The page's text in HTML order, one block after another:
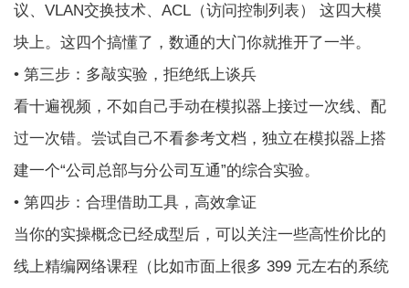
议、VLAN交换技术、ACL（访问控制列表） 这四大模
块上。这四个搞懂了，数通的大门你就推开了一半。
• 第三步：多敲实验，拒绝纸上谈兵
看十遍视频，不如自己手动在模拟器上接过一次线、配
过一次错。尝试自己不看参考文档，独立在模拟器上搭
建一个“公司总部与分公司互通”的综合实验。
• 第四步：合理借助工具，高效拿证
当你的实操概念已经成型后，可以关注一些高性价比的
线上精编网络课程（比如市面上很多 399 元左右的系统